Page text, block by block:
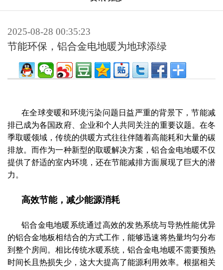
2025-08-28 00:35:23
节能环保，铝合金电地暖为地球添绿
在全球变暖和环境污染问题日益严重的背景下，节能减
排已成为各国政府、企业和个人共同关注的重要议题。在冬
季取暖领域，传统的供暖方式往往伴随着高能耗和大量的碳
排放。而作为一种新型的取暖解决方案，铝合金电地暖不仅
提供了舒适的室内环境，还在节能减排方面展现了巨大的潜
力。
高效节能，减少能源消耗
铝合金电地暖系统通过高效的发热系统与导热性能优异
的铝合金地板相结合的方式工作，能够迅速将热量均匀分布
到整个房间。相比传统水暖系统，铝合金电地暖不需要预热
时间长且热损失少，这大大提高了能源利用效率。根据相关